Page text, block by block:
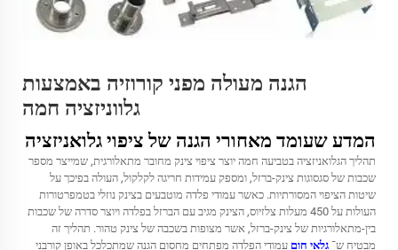
הגנה מעולה מפני קורוזיה באמצעות
גלווניזציה חמה
המדע שעומד מאחורי הגנה של ציפוי גלואניזציה
תהליך הגלואניזציה בטביעה חמה יוצר ציפוי צינק מחובר מתאלורגית, שמייצר מספר
שכבות של סגסוגות צינק-ברזל, ומספק עמידות חריגה לקלקול, העולה בפיכך על
שיטות הציפוי המסורתיות. כאשר עמודי פלדה מוטבעים בצינק נוזלי בטמפרטורות
העולות על 450 מעלות צלזיוס, הצינק מגיב עם הברזל בפלדה ויוצר סדרה של שכבות
בין-מתאלורגיות של צינק-ברזל, אשר מצופות בשכבה של צינק טהור. תהליך זה
מבטיח ש־ גלאי חום עמודי הפלדה מפתחים מחסום הגנה שמתכלכל באופן קורבני